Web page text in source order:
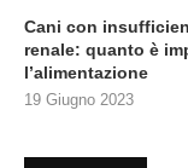
Cani con
renale: quanto è
l’alimentazione
19 Giugno 2023